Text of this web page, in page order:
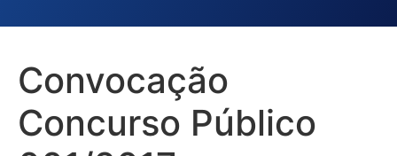
Convocação
Concurso Público